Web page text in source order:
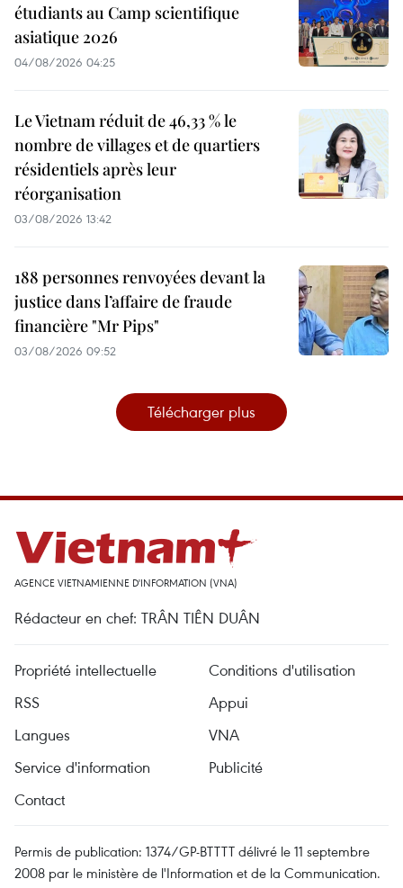
étudiants au Camp scientifique
asiatique 2026
04/08/2026 04:25
Le Vietnam réduit de 46,33 % le
nombre de villages et de quartiers
résidentiels après leur
réorganisation
03/08/2026 13:42
188 personnes renvoyées devant la
justice dans l’affaire de fraude
financière "Mr Pips"
03/08/2026 09:52
Télécharger plus
AGENCE VIETNAMIENNE D'INFORMATION (VNA)
Rédacteur en chef: TRÂN TIÊN DUÂN
Propriété intellectuelle
Conditions d'utilisation
RSS
Appui
Langues
VNA
Service d'information
Publicité
Contact
Permis de publication: 1374/GP-BTTTT délivré le 11 septembre
2008 par le ministère de l'Information et de la Communication.